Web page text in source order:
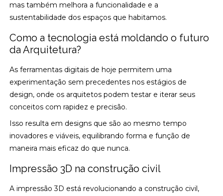
mas também melhora a funcionalidade e a
sustentabilidade dos espaços que habitamos.
Como a tecnologia está moldando o futuro
da Arquitetura?
As ferramentas digitais de hoje permitem uma
experimentação sem precedentes nos estágios de
design, onde os arquitetos podem testar e iterar seus
conceitos com rapidez e precisão.
Isso resulta em designs que são ao mesmo tempo
inovadores e viáveis, equilibrando forma e função de
maneira mais eficaz do que nunca.
Impressão 3D na construção civil
A impressão 3D está revolucionando a construção civil,